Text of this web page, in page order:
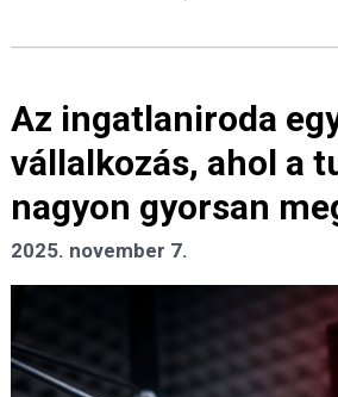
Az ingatlaniroda
vállalkozás, ahol a
nagyon gyorsan
2025. november 7.